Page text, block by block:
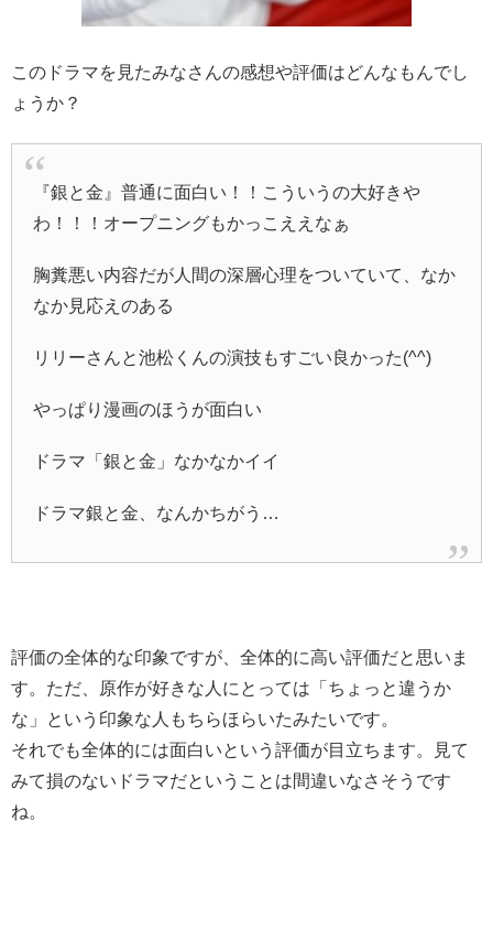
このドラマを見たみなさんの感想や評価はどんなもんでし
ょうか？
『銀と金』普通に面白い！！こういうの大好きや
わ！！！オープニングもかっこええなぁ
胸糞悪い内容だが人間の深層心理をついていて、なか
なか見応えのある
リリーさんと池松くんの演技もすごい良かった(^^)
やっぱり漫画のほうが面白い
ドラマ「銀と金」なかなかイイ
ドラマ銀と金、なんかちがう…
評価の全体的な印象ですが、全体的に高い評価だと思いま
す。ただ、原作が好きな人にとっては「ちょっと違うか
な」という印象な人もちらほらいたみたいです。
それでも全体的には面白いという評価が目立ちます。見て
みて損のないドラマだということは間違いなさそうです
ね。